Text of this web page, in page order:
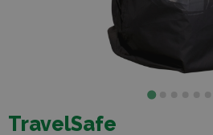
TravelSafe